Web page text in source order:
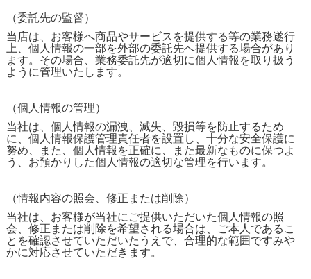
（委託先の監督）
当店は、お客様へ商品やサービスを提供する等の業務遂行
上、個人情報の一部を外部の委託先へ提供する場合があり
ます。その場合、業務委託先が適切に個人情報を取り扱う
ように管理いたします。
（個人情報の管理）
当社は、個人情報の漏洩、滅失、毀損等を防止するため
に、個人情報保護管理責任者を設置し、十分な安全保護に
努め、また、個人情報を正確に、また最新なものに保つよ
う、お預かりした個人情報の適切な管理を行います。
（情報内容の照会、修正または削除）
当社は、お客様が当社にご提供いただいた個人情報の照
会、修正または削除を希望される場合は、ご本人であるこ
とを確認させていただいたうえで、合理的な範囲ですみや
かに対応させていただきます。